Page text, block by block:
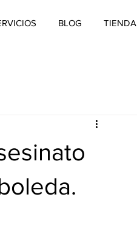
BLOG TIENDA